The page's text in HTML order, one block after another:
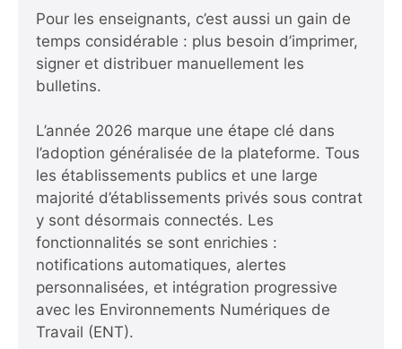
Pour les enseignants, c’est aussi un gain de
temps considérable : plus besoin d’imprimer,
signer et distribuer manuellement les
bulletins.
L’année 2026 marque une étape clé dans
l’adoption généralisée de la plateforme. Tous
les établissements publics et une large
majorité d’établissements privés sous contrat
y sont désormais connectés. Les
fonctionnalités se sont enrichies :
notifications automatiques, alertes
personnalisées, et intégration progressive
avec les Environnements Numériques de
Travail (ENT).